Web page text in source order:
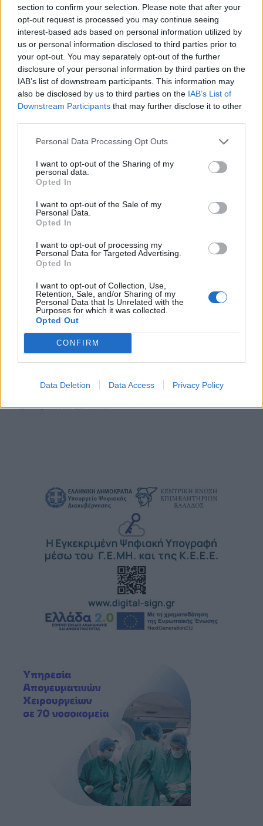
section to confirm your selection. Please note that after your
opt-out request is processed you may continue seeing
interest-based ads based on personal information utilized by
us or personal information disclosed to third parties prior to
your opt-out. You may separately opt-out of the further
disclosure of your personal information by third parties on the
IAB’s list of downstream participants. This information may
also be disclosed by us to third parties on the IAB’s List of
Downstream Participants that may further disclose it to other
Personal Data Processing Opt Outs
I want to opt-out of the Sharing of my
personal data.
Opted In
I want to opt-out of the Sale of my
Personal Data.
Opted In
I want to opt-out of processing my
Personal Data for Targeted Advertising.
Opted In
I want to opt-out of Collection, Use,
Retention, Sale, and/or Sharing of my
Personal Data that Is Unrelated with the
Purposes for which it was collected.
Opted Out
CONFIRM
Data Deletion Data Access Privacy Policy
Θανατηφόρα παράσυρση πεζού από φορτηγό στη
Βέροια-Νεκρός 88χρονος
«Ο Υπηρέτης δύο Αφεντάδων» με τον Βασίλη
17 Ιουλίου
Παρασκευή, 17 Ιουλίου 2026 9:17 ΠΜ